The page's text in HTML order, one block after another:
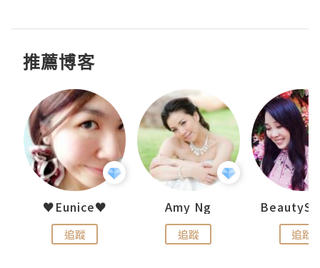
推薦博客
♥Eunice♥
追蹤
Amy Ng
追蹤 追蹤